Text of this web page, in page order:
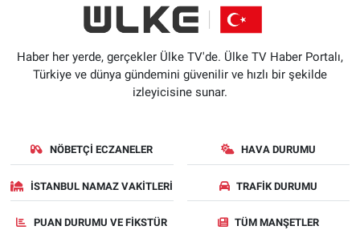
Haber her yerde, gerçekler Ülke TV'de. Ülke TV Haber Portalı,
Türkiye ve dünya gündemini güvenilir ve hızlı bir şekilde
izleyicisine sunar.
NÖBETÇI ECZANELER HAVA DURUMU
İSTANBUL NAMAZ VAKITLERI TRAFIK DURUMU
PUAN DURUMU VE FIKSTÜR TÜM MANŞETLER